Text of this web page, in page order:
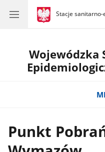
gov.pl
Stacje
gov.pl
Stacje
Wojewódzka
Punkt